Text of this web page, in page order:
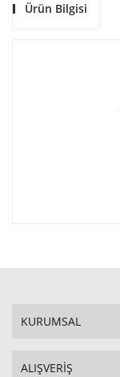
Ürün Bilgisi
KURUMSAL
ALIŞVERİŞ